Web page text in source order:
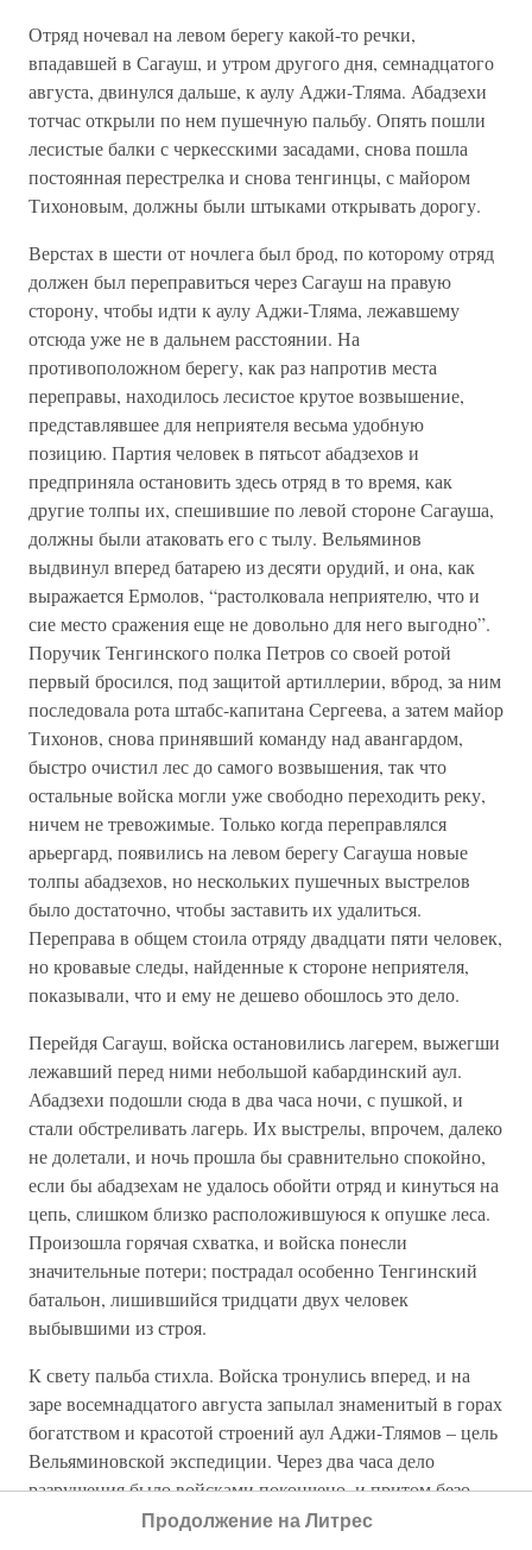
Отряд ночевал на левом берегу какой-то речки,
впадавшей в Сагауш, и утром другого дня, семнадцатого
августа, двинулся дальше, к аулу Аджи-Тляма. Абадзехи
тотчас открыли по нем пушечную пальбу. Опять пошли
лесистые балки с черкесскими засадами, снова пошла
постоянная перестрелка и снова тенгинцы, с майором
Тихоновым, должны были штыками открывать дорогу.
Верстах в шести от ночлега был брод, по которому отряд
должен был переправиться через Сагауш на правую
сторону, чтобы идти к аулу Аджи-Тляма, лежавшему
отсюда уже не в дальнем расстоянии. На
противоположном берегу, как раз напротив места
переправы, находилось лесистое крутое возвышение,
представлявшее для неприятеля весьма удобную
позицию. Партия человек в пятьсот абадзехов и
предприняла остановить здесь отряд в то время, как
другие толпы их, спешившие по левой стороне Сагауша,
должны были атаковать его с тылу. Вельяминов
выдвинул вперед батарею из десяти орудий, и она, как
выражается Ермолов, “растолковала неприятелю, что и
сие место сражения еще не довольно для него выгодно”.
Поручик Тенгинского полка Петров со своей ротой
первый бросился, под защитой артиллерии, вброд, за ним
последовала рота штабс-капитана Сергеева, а затем майор
Тихонов, снова принявший команду над авангардом,
быстро очистил лес до самого возвышения, так что
остальные войска могли уже свободно переходить реку,
ничем не тревожимые. Только когда переправлялся
арьергард, появились на левом берегу Сагауша новые
толпы абадзехов, но нескольких пушечных выстрелов
было достаточно, чтобы заставить их удалиться.
Переправа в общем стоила отряду двадцати пяти человек,
но кровавые следы, найденные к стороне неприятеля,
показывали, что и ему не дешево обошлось это дело.
Перейдя Сагауш, войска остановились лагерем, выжегши
лежавший перед ними небольшой кабардинский аул.
Абадзехи подошли сюда в два часа ночи, с пушкой, и
стали обстреливать лагерь. Их выстрелы, впрочем, далеко
не долетали, и ночь прошла бы сравнительно спокойно,
если бы абадзехам не удалось обойти отряд и кинуться на
цепь, слишком близко расположившуюся к опушке леса.
Произошла горячая схватка, и войска понесли
значительные потери; пострадал особенно Тенгинский
батальон, лишившийся тридцати двух человек
выбывшими из строя.
К свету пальба стихла. Войска тронулись вперед, и на
заре восемнадцатого августа запылал знаменитый в горах
богатством и красотой строений аул Аджи-Тлямов – цель
Вельяминовской экспедиции. Через два часа дело
разрушения было войсками покончено, и притом безо
всякой помехи со стороны абадзехов,– горцы нигде не
Продолжение на Литрес